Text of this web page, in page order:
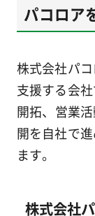
パコロア
株式会社パ
支援する会
開拓、営業
開を自社で
ます。
株式会社